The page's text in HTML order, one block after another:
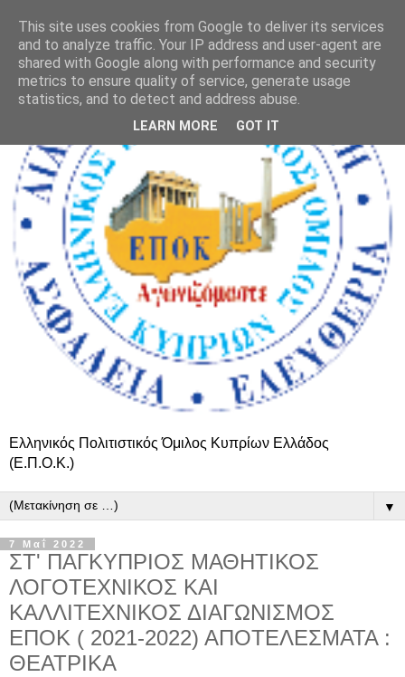
Ελληνικός Πολιτιστικός Όμιλος Κυπρίων Ελλάδος
(Ε.Π.Ο.Κ.)
▼
7 Μαΐ 2022
ΣΤ' ΠΑΓΚΥΠΡΙΟΣ ΜΑΘΗΤΙΚΟΣ
ΛΟΓΟΤΕΧΝΙΚΟΣ ΚΑΙ
ΚΑΛΛΙΤΕΧΝΙΚΟΣ ΔΙΑΓΩΝΙΣΜΟΣ
ΕΠΟΚ ( 2021-2022) ΑΠΟΤΕΛΕΣΜΑΤΑ :
ΘΕΑΤΡΙΚΑ
This site uses cookies from Google to deliver its services
and to analyze traffic. Your IP address and user-agent are
shared with Google along with performance and security
metrics to ensure quality of service, generate usage
statistics, and to detect and address abuse.
LEARN MORE GOT IT